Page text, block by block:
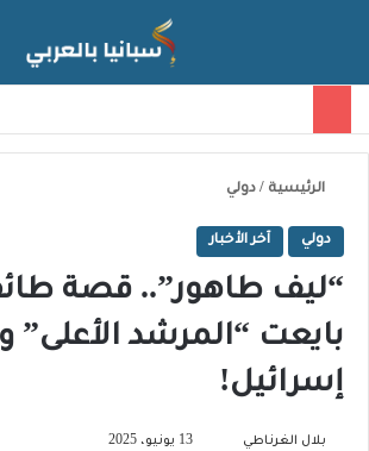
الرئيسية / دولي
دولي آخر الأخبار
“ليف طاهور”.. قصة
بايعت “المرشد الأعلى”
إسرائيل!
بلال الغرناطي 13 يونيو، 2025